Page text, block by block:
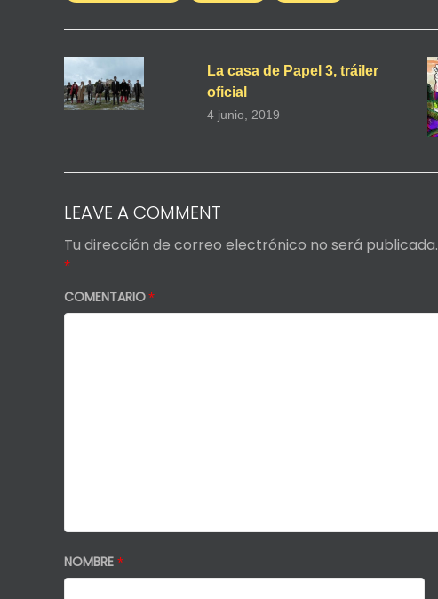
La casa de Papel 3, tráiler
oficial
4 junio, 2019
LEAVE A COMMENT
Tu dirección de correo electrónico no será publicada.
*
COMENTARIO*
NOMBRE *